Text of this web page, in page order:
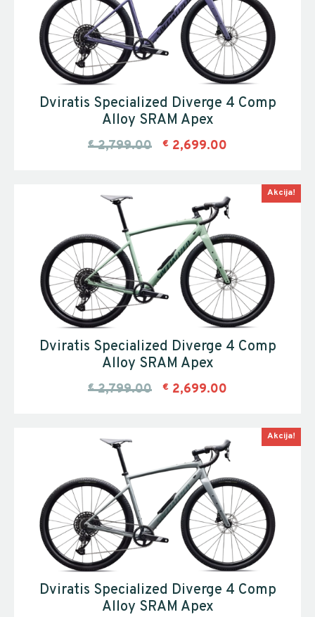
Dviratis Specialized Diverge 4 Comp
Alloy SRAM Apex
€ 2,799.00 € 2,699.00
Akcija!
Dviratis Specialized Diverge 4 Comp
Alloy SRAM Apex
€ 2,799.00 € 2,699.00
Akcija!
Dviratis Specialized Diverge 4 Comp
Alloy SRAM Apex